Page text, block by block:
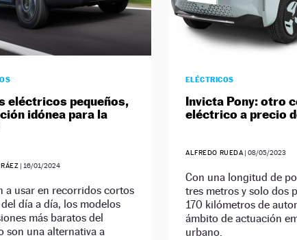
eléctricos pequeños,
idónea para la
| 16/01/2024
a usar en recorridos cortos
día a día, los modelos
más baratos del
son una alternativa a
ELÉCTRICOS
Invicta Pony: otro
eléctrico a precio
ALFREDO RUEDA |08/05/2023
Con una longitud de
tres metros y solo dos
170 kilómetros de
ámbito de actuación
urbano.